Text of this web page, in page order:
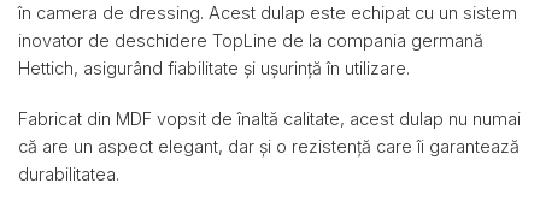
în camera de dressing. Acest dulap este echipat cu un sistem
inovator de deschidere TopLine de la compania germană
Hettich, asigurând fiabilitate și ușurință în utilizare.
Fabricat din MDF vopsit de înaltă calitate, acest dulap nu numai
că are un aspect elegant, dar și o rezistență care îi garantează
durabilitatea.